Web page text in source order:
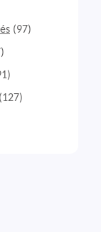
(97)
(127)